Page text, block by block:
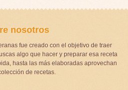
nosotros
fue creado con el objetivo de traer
algo que hacer y preparar esa receta
hasta las más elaboradas aprovechan
de recetas.